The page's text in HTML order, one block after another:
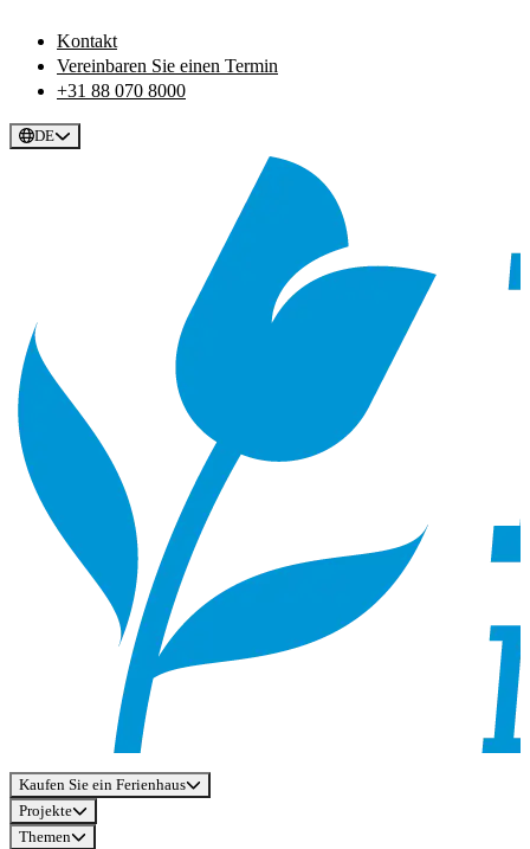
Kontakt
Vereinbaren Sie einen Termin
+31 88 070 8000
DE
Kaufen Sie ein Ferienhaus
Projekte
Themen